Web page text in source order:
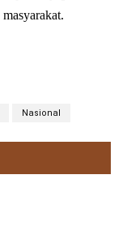
Nasional